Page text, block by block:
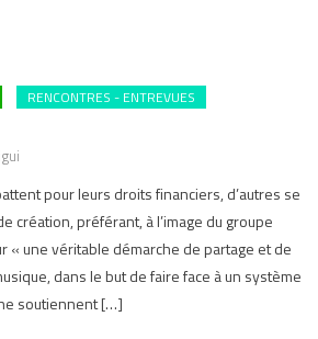
RENCONTRES - ENTREVUES
pour leurs droits financiers, d’autres se
création, préférant, à l’image du groupe
« une véritable démarche de partage et de
dans le but de faire face à un système
soutiennent […]